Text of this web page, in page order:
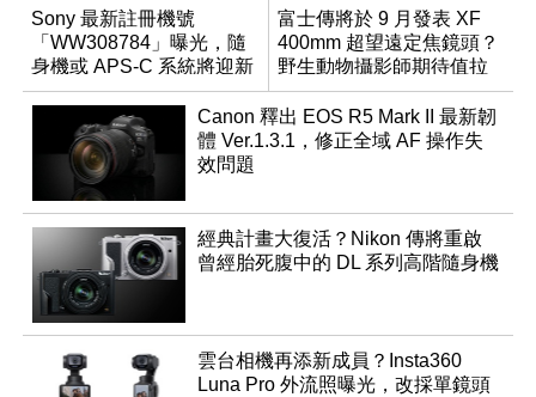
Sony 最新註冊機號
「WW308784」曝光，隨
身機或 APS-C 系統將迎新
成員？
富士傳將於 9 月發表 XF
400mm 超望遠定焦鏡頭？
野生動物攝影師期待值拉
滿
Canon 釋出 EOS R5 Mark II 最新韌
體 Ver.1.3.1，修正全域 AF 操作失
效問題
經典計畫大復活？Nikon 傳將重啟
曾經胎死腹中的 DL 系列高階隨身機
雲台相機再添新成員？Insta360
Luna Pro 外流照曝光，改採單鏡頭